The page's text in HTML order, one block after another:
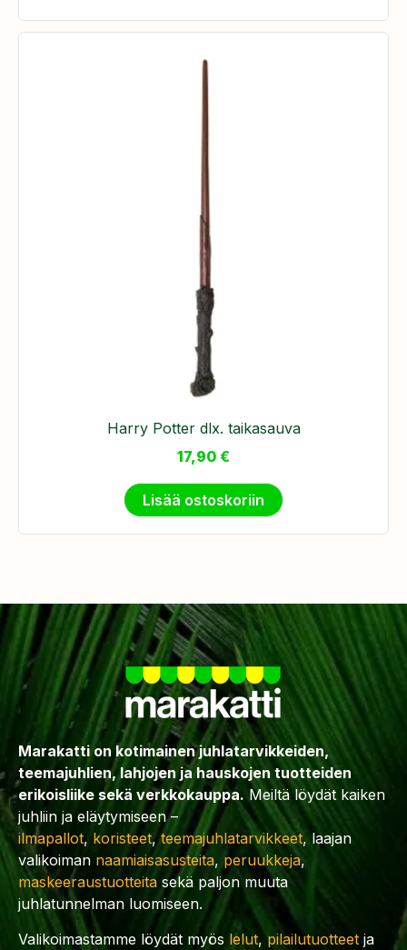
Harry Potter dlx. taikasauva
17,90 €
Lisää ostoskoriin
Marakatti on kotimainen juhlatarvikkeiden,
teemajuhlien, lahjojen ja hauskojen tuotteiden
erikoisliike sekä verkkokauppa. Meiltä löydät kaiken
juhliin ja eläytymiseen –
ilmapallot, koristeet,teemajuhlatarvikkeet, laajan
valikoiman naamiaisasusteita, peruukkeja,
maskeeraustuotteita sekä paljon muuta
juhlatunnelman luomiseen.
Valikoimastamme löydät myös lelut,pilailutuotteet ja